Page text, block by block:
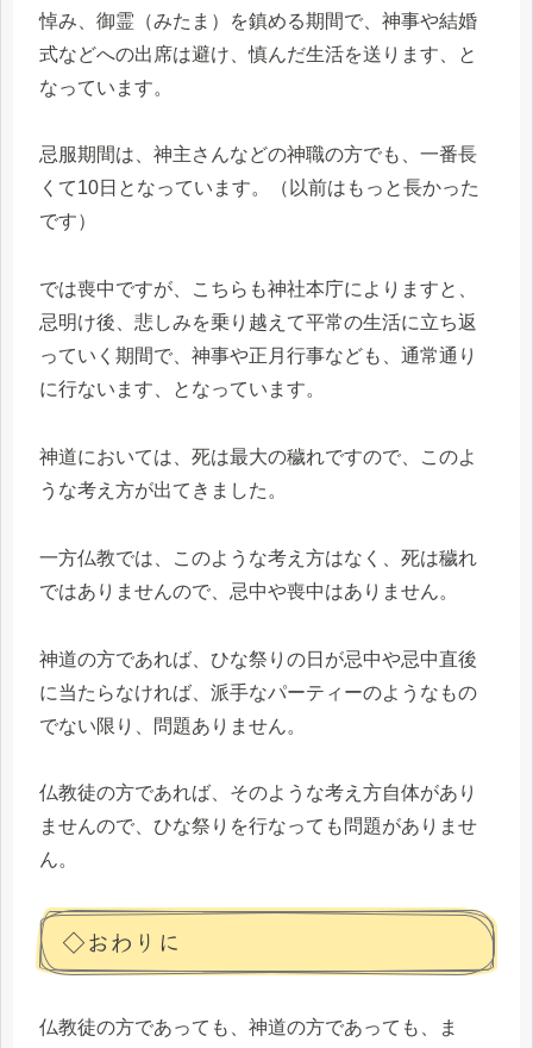
悼み、御霊（みたま）を鎮める期間で、神事や結婚
式などへの出席は避け、慎んだ生活を送ります、と
なっています。
忌服期間は、神主さんなどの神職の方でも、一番長
くて10日となっています。（以前はもっと長かった
です）
では喪中ですが、こちらも神社本庁によりますと、
忌明け後、悲しみを乗り越えて平常の生活に立ち返
っていく期間で、神事や正月行事なども、通常通り
に行ないます、となっています。
神道においては、死は最大の穢れですので、このよ
うな考え方が出てきました。
一方仏教では、このような考え方はなく、死は穢れ
ではありませんので、忌中や喪中はありません。
神道の方であれば、ひな祭りの日が忌中や忌中直後
に当たらなければ、派手なパーティーのようなもの
でない限り、問題ありません。
仏教徒の方であれば、そのような考え方自体があり
ませんので、ひな祭りを行なっても問題がありませ
ん。
◇おわりに
仏教徒の方であっても、神道の方であっても、ま